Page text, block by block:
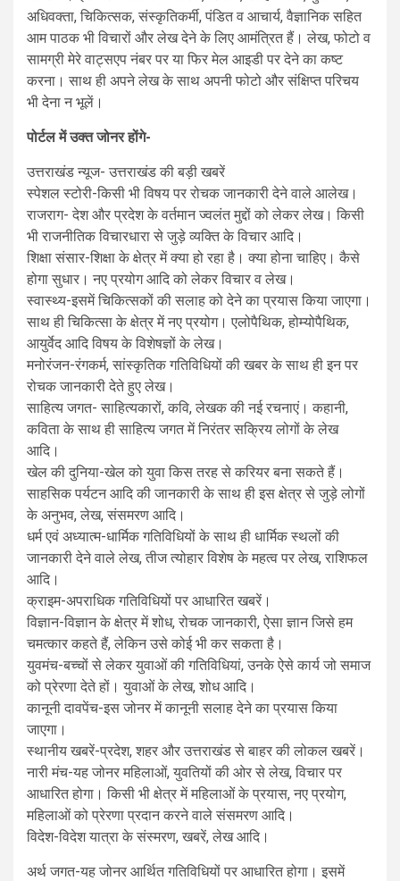
अधिवक्ता, चिकित्सक, संस्कृतिकर्मी, पंडित व आचार्य, वैज्ञानिक सहित
आम पाठक भी विचारों और लेख देने के लिए आमंत्रित हैं। लेख, फोटो व
सामग्री मेरे वाट्सएप नंबर पर या फिर मेल आइडी पर देने का कष्ट
करना। साथ ही अपने लेख के साथ अपनी फोटो और संक्षिप्त परिचय
भी देना न भूलें।
पोर्टल में उक्त जोनर होंगे-
उत्तराखंड न्यूज- उत्तराखंड की बड़ी खबरें
स्पेशल स्टोरी-किसी भी विषय पर रोचक जानकारी देने वाले आलेख।
राजराग- देश और प्रदेश के वर्तमान ज्वलंत मुद्दों को लेकर लेख। किसी
भी राजनीतिक विचारधारा से जुड़े व्यक्ति के विचार आदि।
शिक्षा संसार-शिक्षा के क्षेत्र में क्या हो रहा है। क्या होना चाहिए। कैसे
होगा सुधार। नए प्रयोग आदि को लेकर विचार व लेख।
स्वास्थ्य-इसमें चिकित्सकों की सलाह को देने का प्रयास किया जाएगा।
साथ ही चिकित्सा के क्षेत्र में नए प्रयोग। एलोपैथिक, होम्योपैथिक,
आयुर्वेद आदि विषय के विशेषज्ञों के लेख।
मनोरंजन-रंगकर्म, सांस्कृतिक गतिविधियों की खबर के साथ ही इन पर
रोचक जानकारी देते हुए लेख।
साहित्य जगत- साहित्यकारों, कवि, लेखक की नई रचनाएं। कहानी,
कविता के साथ ही साहित्य जगत में निरंतर सक्रिय लोगों के लेख
आदि।
खेल की दुनिया-खेल को युवा किस तरह से करियर बना सकते हैं।
साहसिक पर्यटन आदि की जानकारी के साथ ही इस क्षेत्र से जुड़े लोगों
के अनुभव, लेख, संसमरण आदि।
धर्म एवं अध्यात्म-धार्मिक गतिविधियों के साथ ही धार्मिक स्थलों की
जानकारी देने वाले लेख, तीज त्योहार विशेष के महत्व पर लेख, राशिफल
आदि।
क्राइम-अपराधिक गतिविधियों पर आधारित खबरें।
विज्ञान-विज्ञान के क्षेत्र में शोध, रोचक जानकारी, ऐसा ज्ञान जिसे हम
चमत्कार कहते हैं, लेकिन उसे कोई भी कर सकता है।
युवमंच-बच्चों से लेकर युवाओं की गतिविधियां, उनके ऐसे कार्य जो समाज
को प्रेरणा देते हों। युवाओं के लेख, शोध आदि।
कानूनी दावपेंच-इस जोनर में कानूनी सलाह देने का प्रयास किया
जाएगा।
स्थानीय खबरें-प्रदेश, शहर और उत्तराखंड से बाहर की लोकल खबरें।
नारी मंच-यह जोनर महिलाओं, युवतियों की ओर से लेख, विचार पर
आधारित होगा। किसी भी क्षेत्र में महिलाओं के प्रयास, नए प्रयोग,
महिलाओं को प्रेरणा प्रदान करने वाले संसमरण आदि।
विदेश-विदेश यात्रा के संस्मरण, खबरें, लेख आदि।
अर्थ जगत-यह जोनर आर्थित गतिविधियों पर आधारित होगा। इसमें